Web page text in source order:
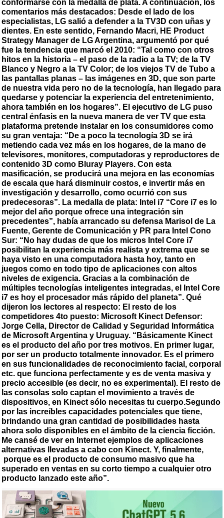
conformarse con la medalla de plata. A continuación, los
comentarios más destacados: Desde el lado de los
especialistas, LG salió a defender a la TV3D con uñas y
dientes. En este sentido, Fernando Macri, HE Product
Strategy Manager de LG Argentina, argumentó por qué
fue la tendencia que marcó el 2010: “Tal como con otros
hitos en la historia – el paso de la radio a la TV; de la TV
Blanco y Negro a la TV Color; de los viejos TV de Tubo a
las pantallas planas – las imágenes en 3D, que son parte
de nuestra vida pero no de la tecnología, han llegado para
quedarse y potenciar la experiencia del entretenimiento,
ahora también en los hogares”. El ejecutivo de LG puso
central énfasis en la nueva manera de ver TV que esta
plataforma pretende instalar en los consumidores como
su gran ventaja: “De a poco la tecnología 3D se irá
metiendo cada vez más en los hogares, de la mano de
televisores, monitores, computadoras y reproductores de
contenido 3D como Bluray Players. Con esta
masificación, se producirá una mejora en las economías
de escala que hará disminuir costos, e invertir más en
investigación y desarrollo, como ocurrió con sus
predecesoras”. La medalla de plata: Intel i7 “Core i7 es lo
mejor del año porque ofrece una integración sin
precedentes”, había arrancado su defensa Marisol de La
Fuente, Gerente de Comunicación y PR para Intel Cono
Sur: “No hay dudas de que los micros Intel Core i7
posibilitan la experiencia más realista y extrema que se
haya visto en una computadora hasta hoy, tanto en
juegos como en todo tipo de aplicaciones con altos
niveles de exigencia. Gracias a la combinación de
múltiples tecnologías inteligentes integradas, el Intel Core
i7 es hoy el procesador más rápido del planeta”. Qué
dijeron los lectores al respecto: El resto de los
competidores 4to puesto: Microsoft Kinect Defensor:
Jorge Cella, Director de Calidad y Seguridad Informática
de Microsoft Argentina y Uruguay. “Básicamente Kinect
es el producto del año por tres motivos. En primer lugar,
por ser un producto totalmente innovador. Es el primero
en sus funcionalidades de reconocimiento facial, corporal
etc. que funciona perfectamente y es de venta masiva y
precio accesible (es decir, no es experimental). El resto de
las consolas solo captan el movimiento a través de
dispositivos, en Kinect sólo necesitas tu cuerpo.Segundo
por las increíbles capacidades potenciales que tiene,
brindando una gran cantidad de posibilidades hasta
ahora solo disponibles en el ámbito de la ciencia ficción.
Me cansé de ver en Internet ejemplos de aplicaciones
alternativas llevadas a cabo con Kinect. Y, finalmente,
porque es el producto de consumo masivo que ha
superado en ventas en su corto tiempo a cualquier otro
producto lanzado este año”.